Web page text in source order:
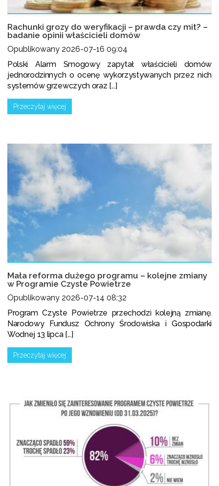
Rachunki grozy do weryfikacji – prawda czy mit? –
badanie opinii właścicieli domów
Opublikowany 2026-07-16 09:04
Polski Alarm Smogowy zapytał właścicieli domów
jednorodzinnych o ocenę wykorzystywanych przez nich
systemów grzewczych oraz [...]
Przeczytaj więcej
Mała reforma dużego programu – kolejne zmiany
w Programie Czyste Powietrze
Opublikowany 2026-07-14 08:32
Program Czyste Powietrze przechodzi kolejną zmianę.
Narodowy Fundusz Ochrony Środowiska i Gospodarki
Wodnej 13 lipca [...]
Przeczytaj więcej